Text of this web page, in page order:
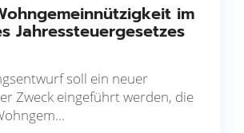
im
Jahressteuergesetzes
soll ein neuer
Zweck eingeführt werden, die